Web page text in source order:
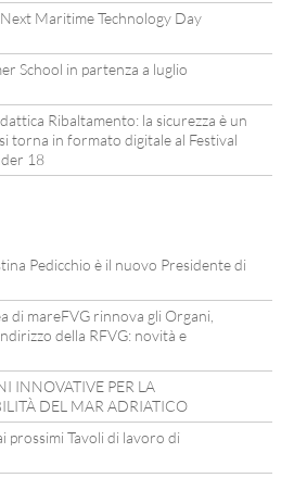
Maritime Technology Day
School in partenza a luglio
Ribaltamento: la sicurezza è un
torna in formato digitale al Festival
18
Pedicchio è il nuovo Presidente di
di mareFVG rinnova gli Organi,
della RFVG: novità e
INNOVATIVE PER LA
DEL MAR ADRIATICO
prossimi Tavoli di lavoro di